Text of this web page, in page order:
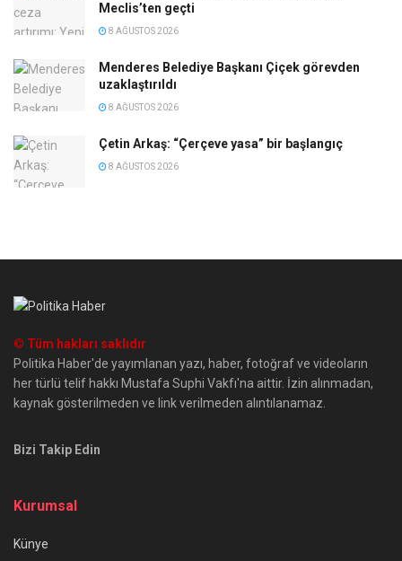
Meclis’ten geçti
8 AĞUSTOS 2026
Menderes Belediye Başkanı Çiçek görevden
uzaklaştırıldı
8 AĞUSTOS 2026
Çetin Arkaş: “Çerçeve yasa” bir başlangıç
8 AĞUSTOS 2026
© Tüm hakları saklıdır
Politika Haber'de yayımlanan yazı, haber, fotoğraf ve videoların
her türlü telif hakkı Mustafa Suphi Vakfı'na aittir. İzin alınmadan,
kaynak gösterilmeden ve link verilmeden alıntılanamaz.
Bizi Takip Edin
Kurumsal
Künye